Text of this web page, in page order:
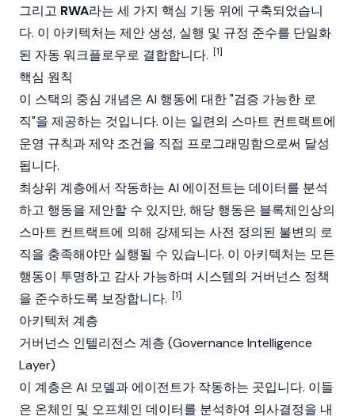
그리고 RWA라는 세 가지 핵심 기둥 위에 구축되었습니
다. 이 아키텍처는 제안 생성, 실행 및 규정 준수를 단일화
된 자동 워크플로우로 결합합니다. [1]
핵심 원칙
이 스택의 중심 개념은 AI 행동에 대한 "검증 가능한 로
직"을 제공하는 것입니다. 이는 일련의 스마트 컨트랙트에
운영 규칙과 제약 조건을 직접 프로그래밍함으로써 달성
됩니다.
최상위 계층에서 작동하는 AI 에이전트는 데이터를 분석
하고 행동을 제안할 수 있지만, 해당 행동은 블록체인상의
스마트 컨트랙트에 의해 강제되는 사전 정의된 불변의 로
직을 충족해야만 실행될 수 있습니다. 이 아키텍처는 모든
행동이 투명하고 감사 가능하며 시스템의 거버넌스 정책
을 준수하도록 보장합니다. [1]
아키텍처 계층
거버넌스 인텔리전스 계층 (Governance Intelligence
Layer)
이 계층은 AI 모델과 에이전트가 작동하는 곳입니다. 이들
은 온체인 및 오프체인 데이터를 분석하여 의사결정을 내